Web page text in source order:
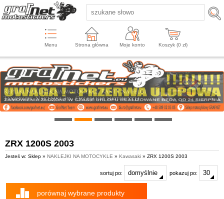
Menu Strona główna Moje konto Koszyk (0 zł)
ZRX 1200S 2003
Jesteś w: Sklep » NAKLEJKI NA MOTOCYKLE » Kawasaki » ZRX 1200S 2003
pokazuj po:
sortuj po:
porównaj wybrane produkty